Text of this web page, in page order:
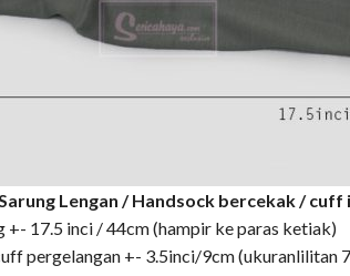
Lengan / Handsock bercekak / cuff
+- 17.5 inci / 44cm (hampir ke paras ketiak)
pergelangan +- 3.5inci/9cm (ukuranlilitan